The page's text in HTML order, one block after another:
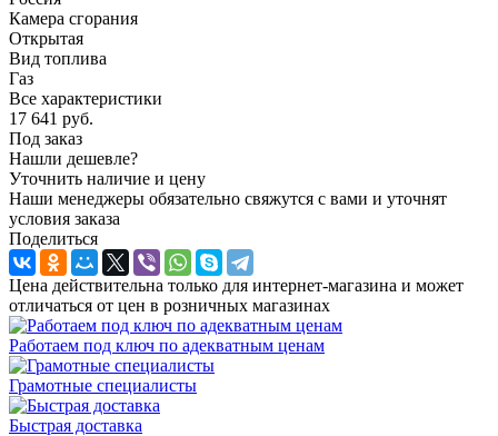
Камера сгорания
Открытая
Вид топлива
Газ
Все характеристики
17 641 руб.
Под заказ
Нашли дешевле?
Уточнить наличие и цену
Наши менеджеры обязательно свяжутся с вами и уточнят
условия заказа
Поделиться
Цена действительна только для интернет-магазина и может
отличаться от цен в розничных магазинах
Работаем под ключ по адекватным ценам
Грамотные специалисты
Быстрая доставка